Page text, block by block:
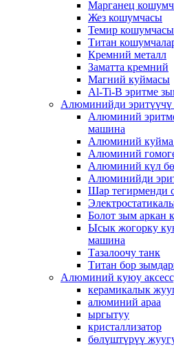
Марганец
Жез кошумчасы
Темир кошумчасы
Титан
Кремний металл
Заматта кремний
Магний куймасы
Al-Ti-B эритме
Алюминийди эритүүчү
Алюминий
машина
Алюминий куйма
Алюминий
Алюминий күл
Алюминийди
Шар тегирменди
Болот зым аркан
Ысык жогорку
машина
Тазалоочу танк
Титан бор
Алюминий куюу
керамикалык
алюминий араа
ыргытуу
кристаллизатор
бөлүштүрүү